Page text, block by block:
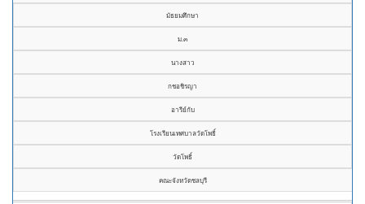
มัธยมศึกษา
ม.๓
นางสาว
กชอชิรญา
อารีย์กับ
โรงเรียนเทศบาลวัดโพธิ์
วัดโพธิ์
คณะจังหวัดชลบุรี